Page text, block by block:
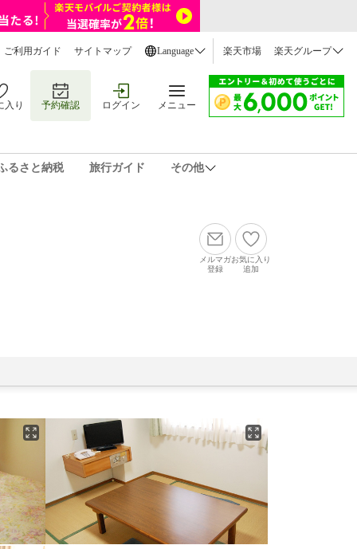
ご利用ガイド サイトマップ Language 楽天市場 楽天グループ
入り 予約確認 ログイン メニュー
るさと納税 旅行ガイド その他
メルマガ
登録
お気に入り
追加